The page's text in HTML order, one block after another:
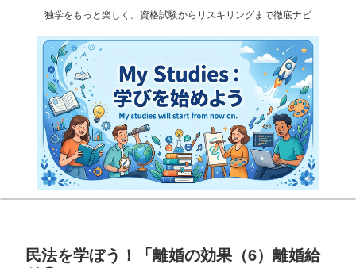
独学をもっと楽しく。資格試験からリスキリングまで徹底ナビ
民法を学ぼう！「離婚の効果（6）離婚給